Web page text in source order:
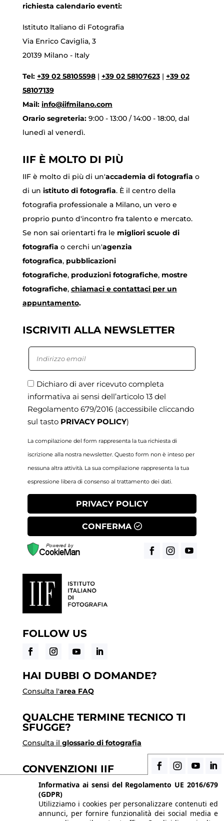
richiesta calendario eventi:
Istituto Italiano di Fotografia
Via Enrico Caviglia, 3
20139 Milano - Italy
Tel: +39 02 58105598| +39 02 58107623| +39 02
58107139
Mail: info@iifmilano.com
Orario segreteria: 9:00 - 13:00 / 14:00 - 18:00, dal
lunedì al venerdì.
IIF È MOLTO DI PIÙ
IIF è molto di più di un'accademia di fotografia o
di un istituto di fotografia. È il centro della
fotografia professionale a Milano, un vero e
proprio punto d'incontro fra talento e mercato.
Se non sai orientarti fra le migliori scuole di
fotografia o cerchi un'agenzia
fotografica, pubblicazioni
fotografiche, produzioni fotografiche, mostre
fotografiche, chiamacie contattaci per un
appuntamento.
ISCRIVITI ALLA NEWSLETTER
Dichiaro di aver ricevuto completa
informativa ai sensi dell’articolo 13 del
Regolamento 679/2016 (accessibile cliccando
sul tasto PRIVACY POLICY)
La compilazione del form rappresenta la tua richiesta di
iscrizione alla nostra newsletter. Questo form non è inteso per
nessuna altra attività. La sua compilazione rappresenta la tua
espressione libera di consenso al trattamento dei dati.
PRIVACY POLICY
CONFERMA
FOLLOW US
HAI DUBBI O DOMANDE?
Consulta l'area FAQ
QUALCHE TERMINE TECNICO TI
SFUGGE?
Consulta il glossario di fotografia
CONVENZIONI IIF
Scopri i vantaggi di essere uno studente di IIF
© 2026 Istituto Italiano di Fotografia® srl, Via
Informativa ai sensi del Regolamento UE 2016/679
(GDPR)
Utilizziamo i cookies per personalizzare contenuti ed
annunci, per fornire funzionalità dei social media e